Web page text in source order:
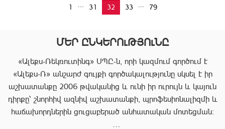
1 ... 31 32 33 ... 79
ՄԵՐ ԸՆԿԵՐՈւԹՅՈւՆԸ
«Ալեքս-Ռեկռուտինգ» ՍՊԸ-ն, որի կազմում գործում է
«Ալեքս-Ռ» անշարժ գույքի գործակալությունը սկսել է իր
աշխատանքը 2006 թվականից և ունի իր ուրույն և կայուն
դիրքը՝ շնորհիվ ազնիվ աշխատանքի, պրոֆեսիոնալիզմի և
հաճախորդներին ցուցաբերած անհատական մոտեցման: